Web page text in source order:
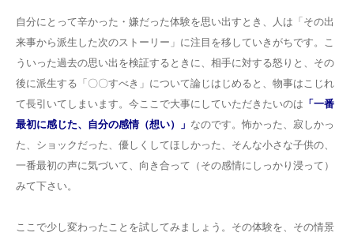
自分にとって辛かった・嫌だった体験を思い出すとき、人は「その出
来事から派生した次のストーリー」に注目を移していきがちです。こ
ういった過去の思い出を検証するときに、相手に対する怒りと、その
後に派生する「〇〇すべき」について論じはじめると、物事はこじれ
て長引いてしまいます。今ここで大事にしていただきたいのは 「一番
最初に感じた、自分の感情（想い）」 なのです。怖かった、寂しかっ
た、ショックだった、優しくしてほしかった、そんな小さな子供の、
一番最初の声に気づいて、向き合って（その感情にしっかり浸って）
みて下さい。
ここで少し変わったことを試してみましょう。その体験を、その情景